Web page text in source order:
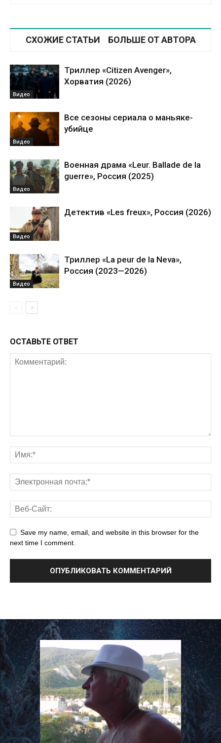
СХОЖИЕ СТАТЬИ БОЛЬШЕ ОТ АВТОРА
Видео
Триллер «Citizen Avenger»,
Хорватия (2026)
Видео
Все сезоны сериала о маньяке-
убийце
Видео
Военная драма «Leur. Ballade de la
guerre», Россия (2025)
Видео
Детектив «Les freux», Россия (2026)
Видео
Триллер «La peur de la Neva»,
Россия (2023—2026)
ОСТАВЬТЕ ОТВЕТ
Save my name, email, and website in this browser for the
next time I comment.